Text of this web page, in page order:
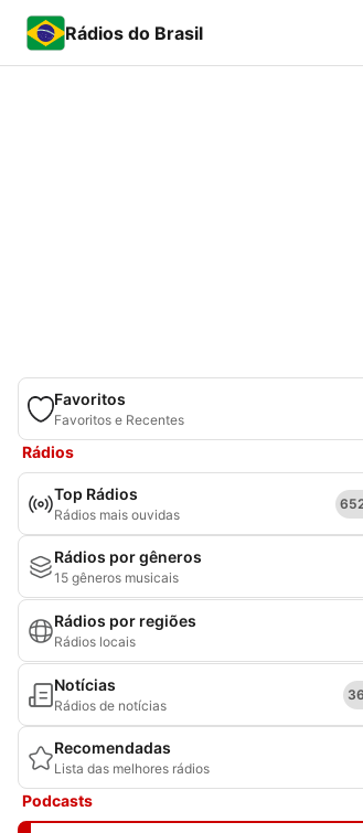
Rádios do Brasil
Favoritos
Favoritos e Recentes
Rádios
Top Rádios
Rádios mais ouvidas
Rádios por gêneros
15 gêneros musicais
Rádios por regiões
Rádios locais
Notícias
Rádios de notícias
Recomendadas
Lista das melhores rádios
Podcasts